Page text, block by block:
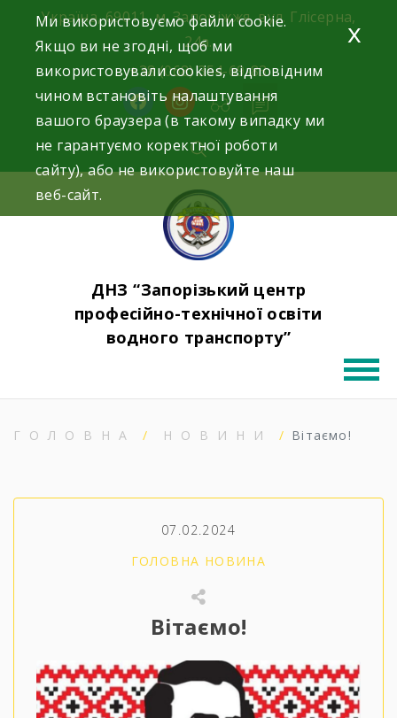
Україна, 69011, м. Запоріжжя, вул. Глісерна,
24а.
+38 (068) 354-69-83
facebookinstagram
ДНЗ “Запорізький центр
професійно-технічної освіти
водного транспорту”
ГОЛОВНА НОВИНИ Вітаємо!
07.02.2024
ГОЛОВНА НОВИНА
Вітаємо!
Ми використовуємо файли cookie.
Якщо ви не згодні, щоб ми
використовували cookies, відповідним
чином встановіть налаштування
вашого браузера (в такому випадку ми
не гарантуємо коректної роботи
сайту), або не використовуйте наш
веб-сайт.
x